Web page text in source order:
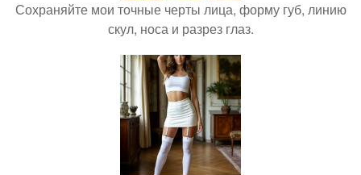
Сохраняйте мои точные черты лица, форму губ, линию
скул, носа и разрез глаз.